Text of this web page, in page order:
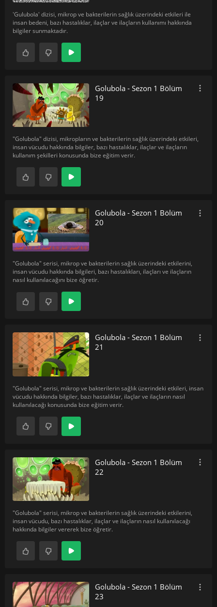
'Gulubola' dizisi, mikrop ve bakterilerin sağlık üzerindeki etkileri ile
insan bedeni, bazı hastalıklar, ilaçlar ve ilaçların kullanımı hakkında
bilgiler sunmaktadır.
Golubola - Sezon 1 Bölüm
19
"Golubola" dizisi, mikropların ve bakterilerin sağlık üzerindeki etkileri,
insan vücudu hakkında bilgiler, bazı hastalıklar, ilaçlar ve ilaçların
kullanım şekilleri konusunda bize eğitim verir.
Golubola - Sezon 1 Bölüm
20
"Golubola" serisi, mikrop ve bakterilerin sağlık üzerindeki etkilerini,
insan vücudu hakkında bilgileri, bazı hastalıkları, ilaçları ve ilaçların
nasıl kullanılacağını bize öğretir.
Golubola - Sezon 1 Bölüm
21
"Golubola" serisi, mikrop ve bakterilerin sağlık üzerindeki etkileri, insan
vücudu hakkında bilgiler, bazı hastalıklar, ilaçlar ve ilaçların nasıl
kullanılacağı konusunda bize eğitim verir.
Golubola - Sezon 1 Bölüm
22
"Golubola" serisi, mikrop ve bakterilerin sağlık üzerindeki etkilerini,
insan vücudu, bazı hastalıklar, ilaçlar ve ilaçların nasıl kullanılacağı
hakkında bilgiler vererek bize öğretir.
Golubola - Sezon 1 Bölüm
23